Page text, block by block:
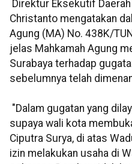
Direktur Eksekutif
Christanto mengatakan
Agung (MA) No. 438K/
jelas Mahkamah Agung
Surabaya terhadap
sebelumnya telah
"Dalam gugatan yang
supaya wali kota
Ciputra Surya, di atas
izin melakukan usaha di